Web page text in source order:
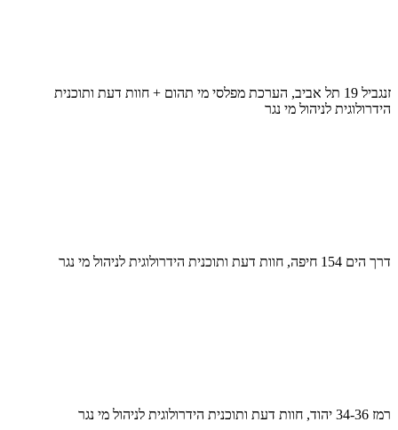
זנגביל 19 תל אביב, הערכת מפלסי מי תהום + חוות דעת ותוכנית
הידרולוגית לניהול מי נגר
דרך הים 154 חיפה, חוות דעת ותוכנית הידרולוגית לניהול מי נגר
רמז 34-36 יהוד, חוות דעת ותוכנית הידרולוגית לניהול מי נגר